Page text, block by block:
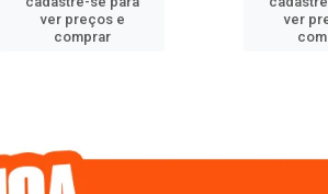
ver preços e
comprar
ver